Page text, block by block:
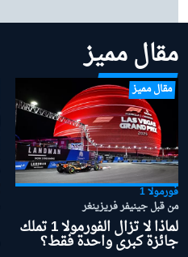
مقال مميز
مقال مميز
فورمولا 1
من قبل جينيفر فريزينغر
لماذا لا تزال الفورمولا 1 تملك
جائزة كبرى واحدة فقط؟